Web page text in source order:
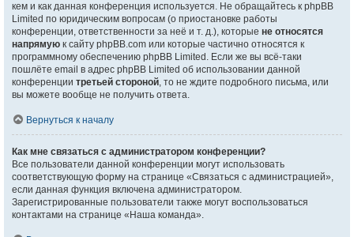
кем и как данная конференция используется. Не обращайтесь к phpBB
Limited по юридическим вопросам (о приостановке работы
конференции, ответственности за неё и т. д.), которые не относятся
напрямую к сайту phpBB.com или которые частично относятся к
программному обеспечению phpBB Limited. Если же вы всё-таки
пошлёте email в адрес phpBB Limited об использовании данной
конференции третьей стороной, то не ждите подробного письма, или
вы можете вообще не получить ответа.
Вернуться к началу
Как мне связаться с администратором конференции?
Все пользователи данной конференции могут использовать
соответствующую форму на странице «Связаться с администрацией»,
если данная функция включена администратором.
Зарегистрированные пользователи также могут воспользоваться
контактами на странице «Наша команда».